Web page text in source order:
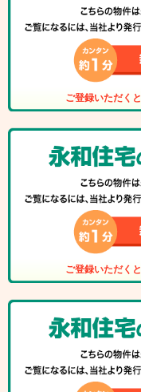
ご登録いただくと
ご登録いただくと